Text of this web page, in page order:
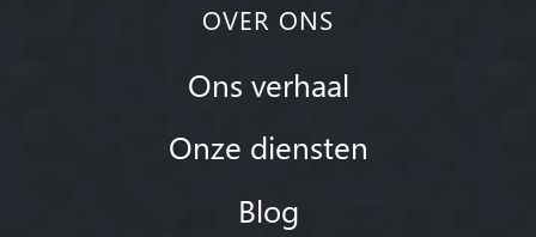
OVER ONS
Ons verhaal
Onze diensten
Blog